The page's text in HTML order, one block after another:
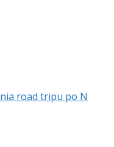
road tripu po N